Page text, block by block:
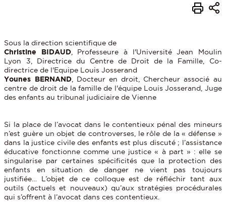
Sous la direction scientifique de
Christine BIDAUD, Professeure à l'Université Jean Moulin
Lyon 3, Directrice du Centre de Droit de la Famille, Co-
directrice de l'Equipe Louis Josserand
Younes BERNAND, Docteur en droit, Chercheur associé au
centre de droit de la famille de l'équipe Louis Josserand, Juge
des enfants au tribunal judiciaire de Vienne
Si la place de l’avocat dans le contentieux pénal des mineurs
n’est guère un objet de controverses, le rôle de la « défense »
dans la justice civile des enfants est plus discuté ; l’assistance
éducative fonctionne comme une justice « à part » : elle se
singularise par certaines spécificités que la protection des
enfants en situation de danger ne vient pas toujours
justifiée… L’objet de ce colloque est de réfléchir tant aux
outils (actuels et nouveaux) qu’aux stratégies procédurales
qui s’offrent à l’avocat dans ces contentieux.